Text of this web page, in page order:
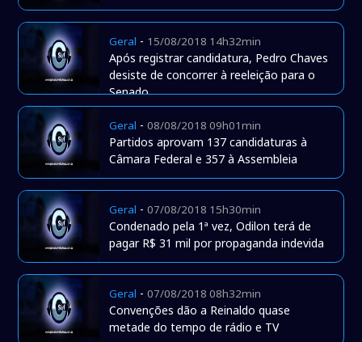
Geral - 15/08/2018 14h32min
Após registrar candidatura, Pedro Chaves
desiste de concorrer à reeleição para o
Senado
Geral -08/08/2018 09h01min
Partidos aprovam 137 candidaturas à
Câmara Federal e 357 à Assembleia
Geral -07/08/2018 15h30min
Condenado pela 1ª vez, Odilon terá de
pagar R$ 31 mil por propaganda indevida
Geral -07/08/2018 08h32min
Convenções dão a Reinaldo quase
metade do tempo de rádio e TV